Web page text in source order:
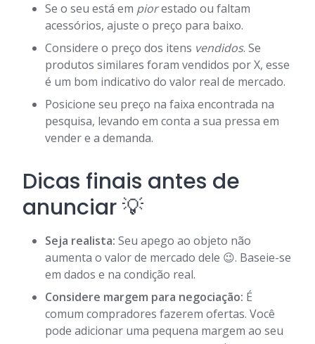
Se o seu está em piorestado ou faltam
acessórios, ajuste o preço para baixo.
Considere o preço dos itens vendidos. Se
produtos similares foram vendidos por X, esse
é um bom indicativo do valor real de mercado.
Posicione seu preço na faixa encontrada na
pesquisa, levando em conta a sua pressa em
vender e a demanda.
Dicas finais antes de
anunciar 💡
Seja realista: Seu apego ao objeto não
aumenta o valor de mercado dele 😉. Baseie-se
em dados e na condição real.
Considere margem para negociação: É
comum compradores fazerem ofertas. Você
pode adicionar uma pequena margem ao seu